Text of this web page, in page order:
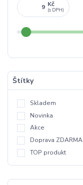
Kč
Štítky
Skladem
Novinka
Akce
Doprava ZDARMA
TOP produkt